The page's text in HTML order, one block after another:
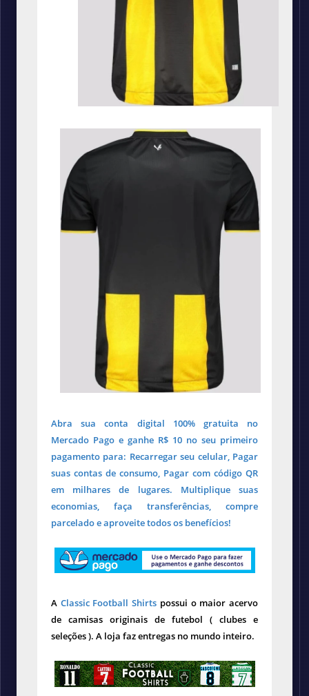
Abra sua conta digital 100% gratuita no
Mercado Pago e ganhe R$ 10 no seu primeiro
pagamento para: Recarregar seu celular, Pagar
suas contas de consumo, Pagar com código QR
em milhares de lugares. Multiplique suas
economias, faça transferências, compre
parcelado e aproveite todos os benefícios!
A Classic Football Shirts possui o maior acervo
de camisas originais de futebol ( clubes e
seleções ). A loja faz entregas no mundo inteiro.